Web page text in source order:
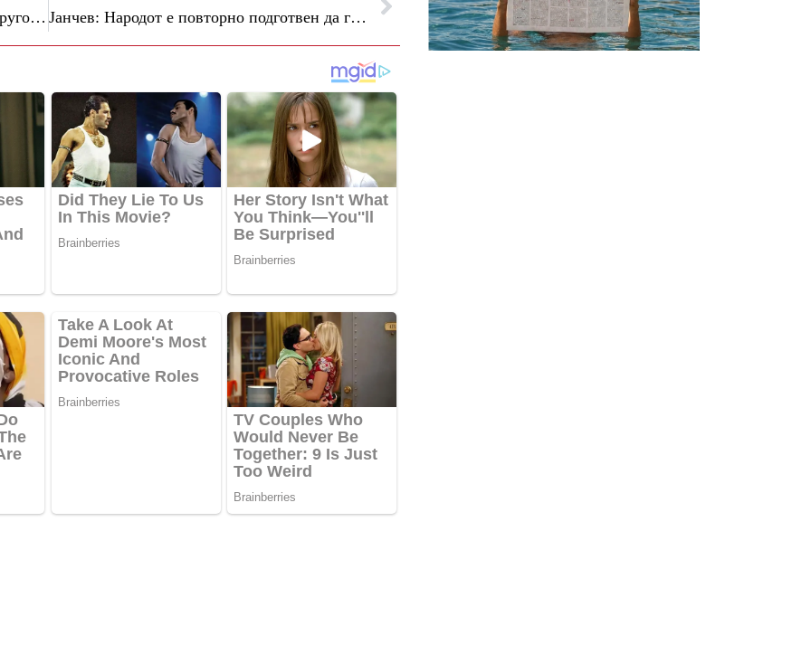
Македонците се Македонци и ништо друго: ВМРО-ДПМНЕ го осудува говорот на министерката за надворешни работи од Бугарија Јанчев: Народот е повторно подготвен да ги брани Дошница и планината од малите хидроцентрали